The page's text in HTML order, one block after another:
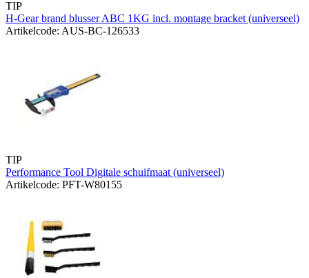
TIP
H-Gear brand blusser ABC 1KG incl. montage bracket (universeel)
Artikelcode: AUS-BC-126533
TIP
Performance Tool Digitale schuifmaat (universeel)
Artikelcode: PFT-W80155